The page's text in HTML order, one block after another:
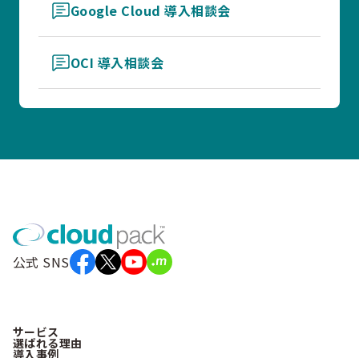
Google Cloud 導入相談会
OCI 導入相談会
公式 SNS
サービス
選ばれる理由
導入事例